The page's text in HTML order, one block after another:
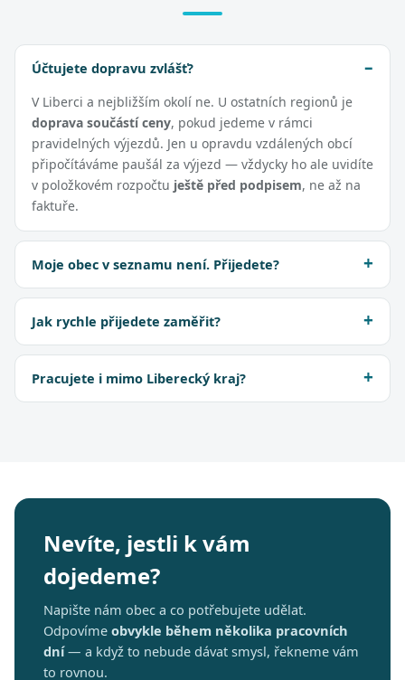
Účtujete dopravu zvlášť?
V Liberci a nejbližším okolí ne. U ostatních regionů je
doprava součástí ceny, pokud jedeme v rámci
pravidelných výjezdů. Jen u opravdu vzdálených obcí
připočítáváme paušál za výjezd — vždycky ho ale uvidíte
v položkovém rozpočtu ještě před podpisem, ne až na
faktuře.
Moje obec v seznamu není. Přijedete?
Jak rychle přijedete zaměřit?
Pracujete i mimo Liberecký kraj?
Nevíte, jestli k vám
dojedeme?
Napište nám obec a co potřebujete udělat.
Odpovíme obvykle během několika pracovních
dní— a když to nebude dávat smysl, řekneme vám
to rovnou.